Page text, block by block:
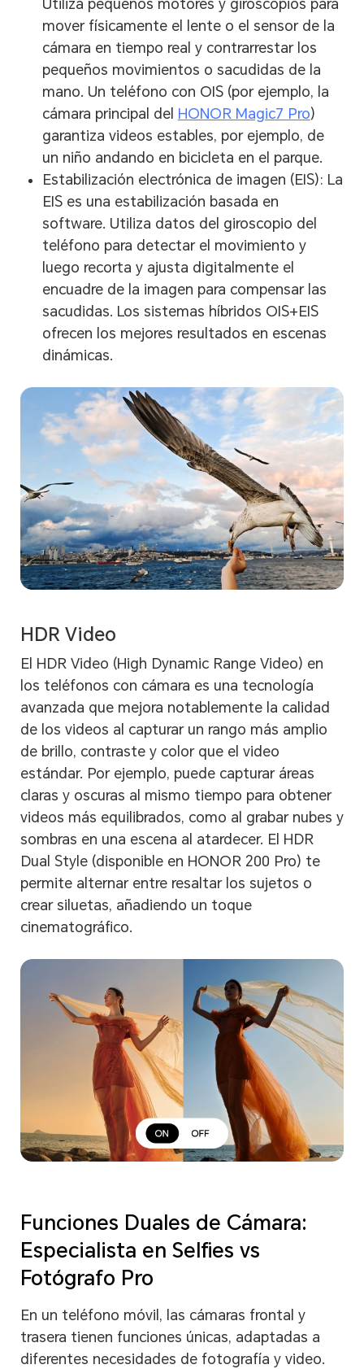
Utiliza pequeños motores y giroscopios para
mover físicamente el lente o el sensor de la
cámara en tiempo real y contrarrestar los
pequeños movimientos o sacudidas de la
mano. Un teléfono con OIS (por ejemplo, la
cámara principal del HONOR Magic7 Pro)
garantiza videos estables, por ejemplo, de
un niño andando en bicicleta en el parque.
Estabilización electrónica de imagen (EIS): La
EIS es una estabilización basada en
software. Utiliza datos del giroscopio del
teléfono para detectar el movimiento y
luego recorta y ajusta digitalmente el
encuadre de la imagen para compensar las
sacudidas. Los sistemas híbridos OIS+EIS
ofrecen los mejores resultados en escenas
dinámicas.
HDR Video
El HDR Video (High Dynamic Range Video) en
los teléfonos con cámara es una tecnología
avanzada que mejora notablemente la calidad
de los videos al capturar un rango más amplio
de brillo, contraste y color que el video
estándar. Por ejemplo, puede capturar áreas
claras y oscuras al mismo tiempo para obtener
videos más equilibrados, como al grabar nubes y
sombras en una escena al atardecer. El HDR
Dual Style (disponible en HONOR 200 Pro) te
permite alternar entre resaltar los sujetos o
crear siluetas, añadiendo un toque
cinematográfico.
Funciones Duales de Cámara:
Especialista en Selfies vs
Fotógrafo Pro
En un teléfono móvil, las cámaras frontal y
trasera tienen funciones únicas, adaptadas a
diferentes necesidades de fotografía y video.